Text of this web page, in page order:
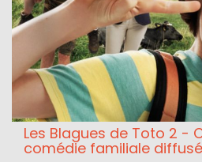
Les Blagues de Toto 2 -
comédie familiale